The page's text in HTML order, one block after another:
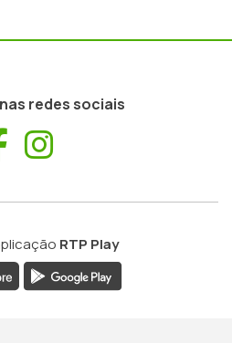
redes sociais
Facebook
RTP Play